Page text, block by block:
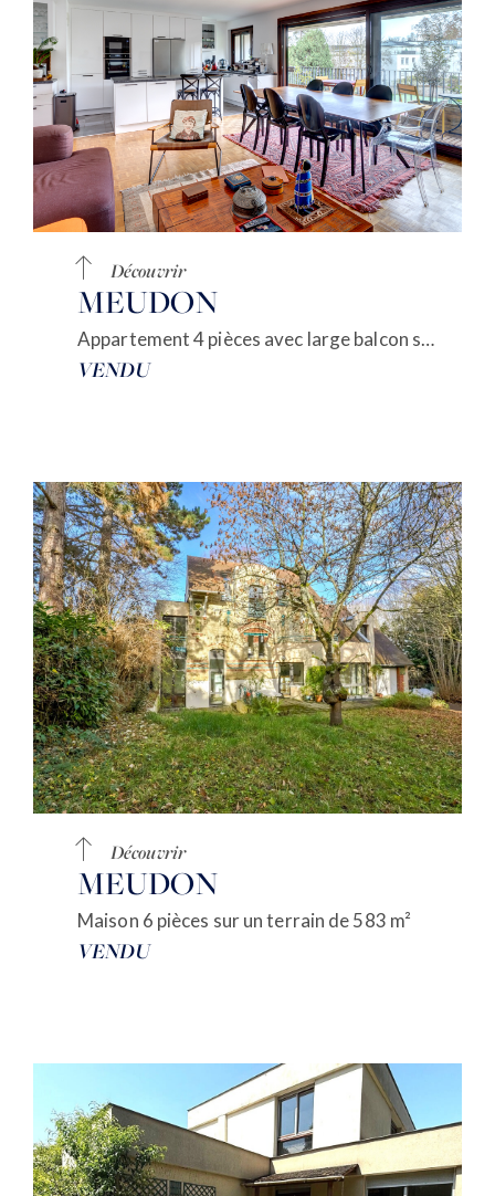
Découvrir
MEUDON
Appartement 4 pièces avec large balcon sur verdure
VENDU
Découvrir
MEUDON
Maison 6 pièces sur un terrain de 583 m²
VENDU